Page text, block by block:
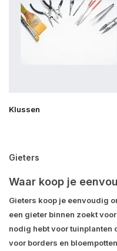
Klussen
Gieters
Waar koop je
Gieters koop je eenvoudig
een gieter binnen zoekt
nodig hebt voor tuinplanten
voor borders en